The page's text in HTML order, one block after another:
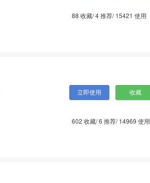
88 收藏/4推荐/15421 使用
602 收藏/6 推荐/14969 使用